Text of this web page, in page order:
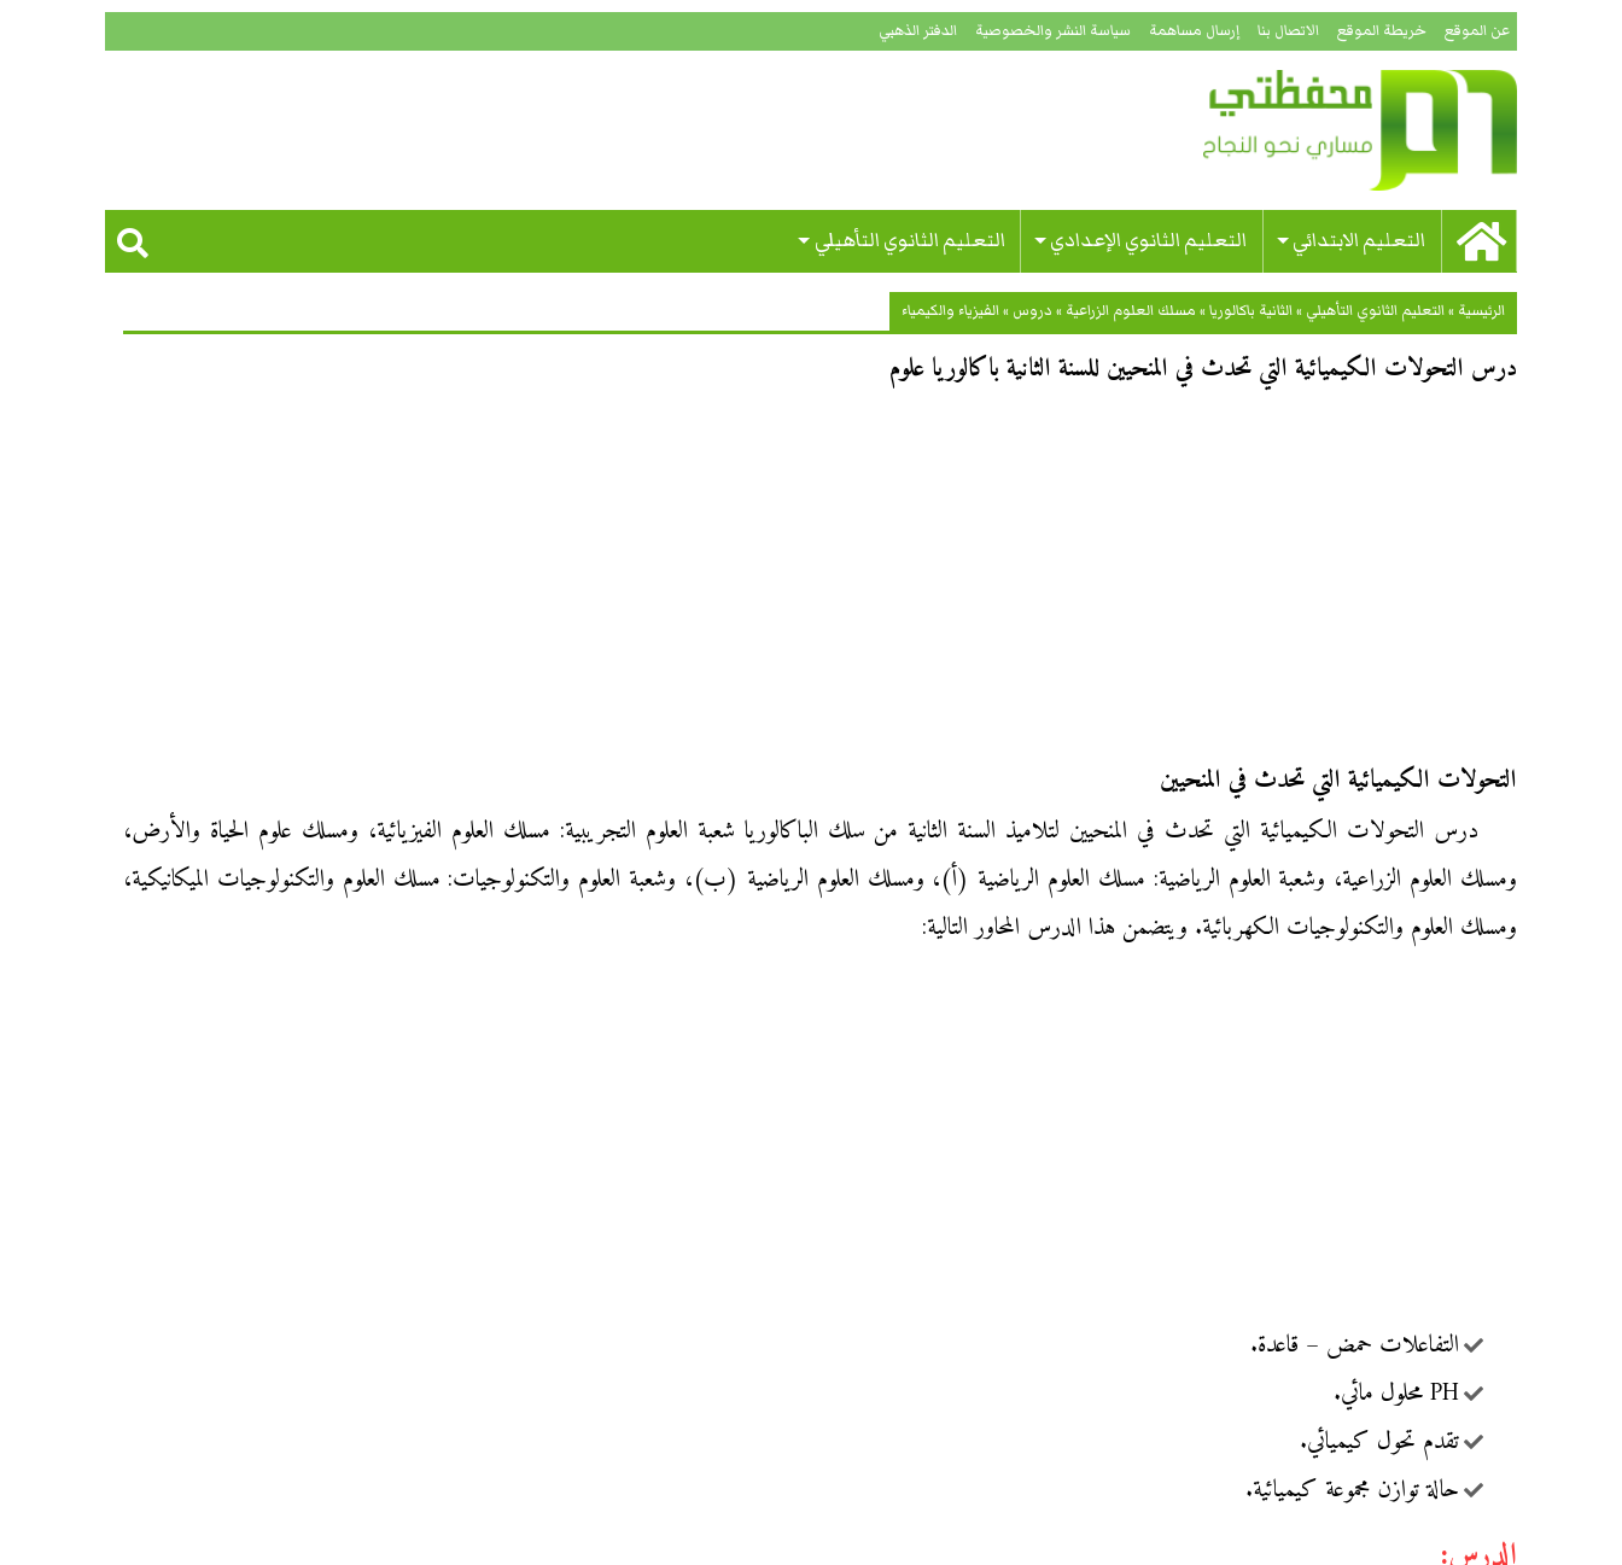
عن الموقع خريطة الموقع الاتصال بنا إرسال مساهمة سياسة النشر والخصوصية الدفتر الذهبي
التعليم الابتدائي التعليم الثانوي الإعدادي التعليم الثانوي التأهيلي
الرئيسية »التعليم الثانوي التأهيلي »الثانية باكالوريا» مسلك العلوم الزراعية » دروس »الفيزياء والكيمياء
درس التحولات الكيميائية التي تحدث في المنحيين للسنة الثانية باكالوريا علوم
التحولات الكيميائية التي تحدث في المنحيين
درس التحولات الكيميائية التي تحدث في المنحيين لتلاميذ السنة الثانية من سلك الباكالوريا شعبة العلوم التجريبية: مسلك العلوم الفيزيائية، ومسلك علوم الحياة والأرض،
ومسلك العلوم الزراعية، وشعبة العلوم الرياضية: مسلك العلوم الرياضية (أ)، ومسلك العلوم الرياضية (ب)، وشعبة العلوم والتكنولوجيات: مسلك العلوم والتكنولوجيات الميكانيكية،
ومسلك العلوم والتكنولوجيات الكهربائية. ويتضمن هذا الدرس المحاور التالية:
التفاعلات حمض – قاعدة.
PH محلول مائي.
تقدم تحول كيميائي.
حالة توازن مجموعة كيميائية.